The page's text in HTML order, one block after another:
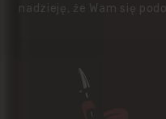
nadzieję, że Wam się